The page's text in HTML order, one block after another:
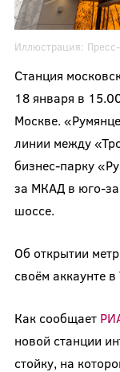
Иллюстрация:
Станция
18 января в
Москве.
линии между
бизнес-парку
за МКАД в юго-
шоссе.
Об открытии
своём аккаунте
Как сообщает
новой станции
стойку, на